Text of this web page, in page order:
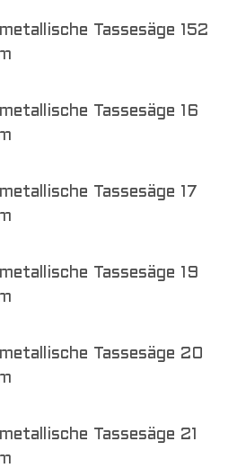
Tassesäge 152
Tassesäge 16
Tassesäge 17
Tassesäge 19
Tassesäge 20
Tassesäge 21